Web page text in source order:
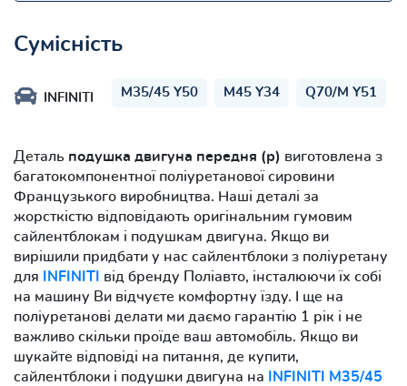
Сумісність
INFINITI M35/45 Y50 M45 Y34 Q70/M Y51
Деталь подушка двигуна передня (р) виготовлена з
багатокомпонентної поліуретанової сировини
Французького виробництва. Наші деталі за
жорсткістю відповідають оригінальним гумовим
сайлентблокам і подушкам двигуна. Якщо ви
вирішили придбати у нас сайлентблоки з поліуретану
для
INFINITI
від бренду Поліавто, інсталюючи їх собі
на машину Ви відчуєте комфортну їзду. І ще на
поліуретанові делати ми даємо гарантію 1 рік і не
важливо скільки проїде ваш автомобіль. Якщо ви
шукайте відповіді на питання, де купити,
сайлентблоки і подушки двигуна на
INFINITI M35/45